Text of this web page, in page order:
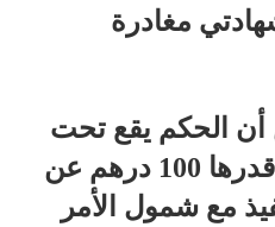
مغادرة
أن الحكم يقع تحت
طائلة غرامة تهديدية قدرها 100 درهم عن
مع شمول الأمر